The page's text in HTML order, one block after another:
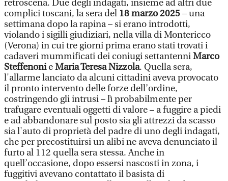
retroscena. Due degli indagati, insieme ad altri due
complici toscani, la sera del 18 marzo 2025– una
settimana dopo la rapina – si erano introdotti,
violando i sigilli giudiziari, nella villa di Montericco
(Verona) in cui tre giorni prima erano stati trovati i
cadaveri mummificati dei coniugi settantenniMarco
SteffenonieMaria Teresa Nizzola. Quella sera,
l'allarme lanciato da alcuni cittadini aveva provocato
il pronto intervento delle forze dell’ordine,
costringendo gli intrusi – lì probabilmente per
trafugare eventuali oggetti di valore – a fuggire a piedi
e ad abbandonare sul posto sia gli attrezzi da scasso
sia l'auto di proprietà del padre di uno degli indagati,
che per precostituirsi un alibi ne aveva denunciato il
furto al 112 quella sera stessa. Anche in
quell’occasione, dopo essersi nascosti in zona, i
fuggitivi avevano contattato il basista di